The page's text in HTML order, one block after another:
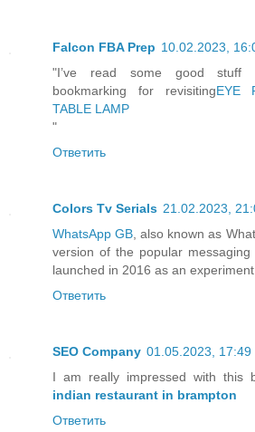
Falcon FBA Prep 10.02.2023,
"I’ve read some good stuff
bookmarking for revisitingEYE
TABLE LAMP
"
Ответить
Colors Tv Serials 21.02.2023,
WhatsApp GB, also known as
version of the popular
launched in 2016 as an
Ответить
SEO Company 01.05.2023, 17:49
I am really impressed with this
indian restaurant in brampton
Ответить